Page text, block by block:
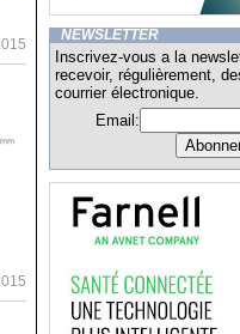
NEWSLETTER
Inscrivez-vous a la
recevoir, régulièrement,
courrier électronique.
Email: